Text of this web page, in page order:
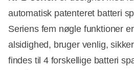
automatisk patenteret batteri
Seriens fem nøgle funktioner
alsidighed, bruger venlig,
findes til 4 forskellige batteri